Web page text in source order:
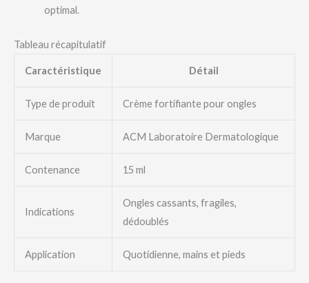
optimal.
Tableau récapitulatif
Caractéristique Détail
Type de produit Crème fortifiante pour ongles
Marque ACM Laboratoire Dermatologique
Contenance 15 ml
Indications
Ongles cassants, fragiles,
dédoublés
Application Quotidienne, mains et pieds